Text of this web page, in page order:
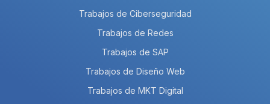
Trabajos de Ciberseguridad
Trabajos de Redes
Trabajos de SAP
Trabajos de Diseño Web
Trabajos de MKT Digital